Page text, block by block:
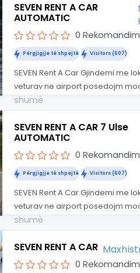
SEVEN RENT A CAR
AUTOMATIC
0
Përgjigjje të shpejtë Visitors (607)
SEVEN Rent A Car Gjindemi me
veturav ne airport posedojm
shumë
SEVEN RENT A CAR 7 Ulse
AUTOMATIC
0
Përgjigjje të shpejtë Visitors (607)
SEVEN Rent A Car Gjindemi me
veturav ne airport posedojm
shumë
SEVEN RENT A CAR
0